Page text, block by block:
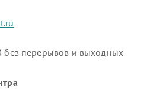
перерывов и выходных